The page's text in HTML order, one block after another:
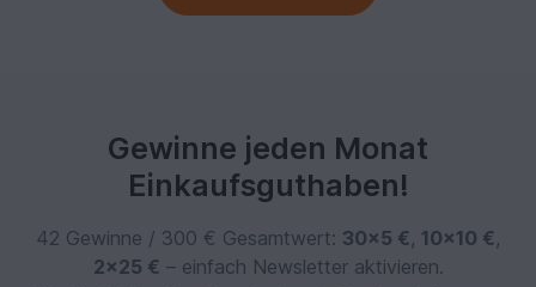
Gewinne jeden Monat
Einkaufsguthaben!
42 Gewinne / 300 € Gesamtwert: 30×5 €, 10×10 €,
2×25 € – einfach Newsletter aktivieren.